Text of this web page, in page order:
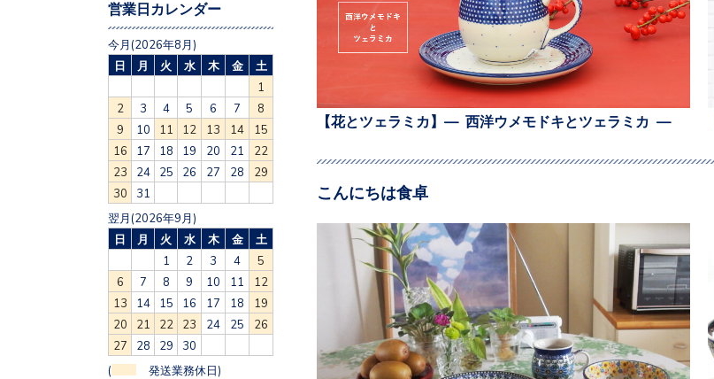
【花とツェラミカ】— 西洋ウメモドキとツェラミカ —
こんにちは食卓
営業日カレンダー
今月(2026年8月)
日
月 火 水 木 金
土
1
2
3 4 5 6 7
8
9
10 11 12 13 14
15
16
17 18 19 20 21
22
23
24 25 26 27 28
29
30
31
翌月(2026年9月)
日
月 火 水 木 金
土
1
2 3 4
5
6
7 8 9 10 11
12
13
14 15 16 17 18
19
20
21 22 23 24 25
26
27
28 29 30
( 発送業務休日)